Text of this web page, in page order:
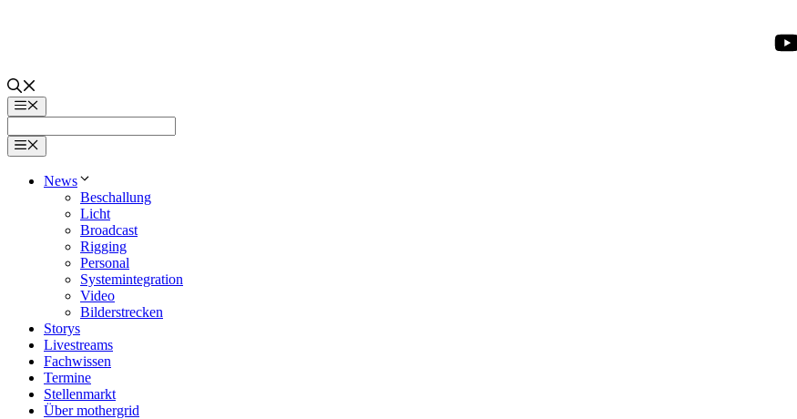
Menü
Menü
News
Beschallung
Licht
Broadcast
Rigging
Personal
Systemintegration
Video
Bilderstrecken
Storys
Livestreams
Fachwissen
Termine
Stellenmarkt
Über mothergrid